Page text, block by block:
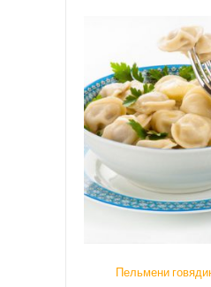
Пельмени